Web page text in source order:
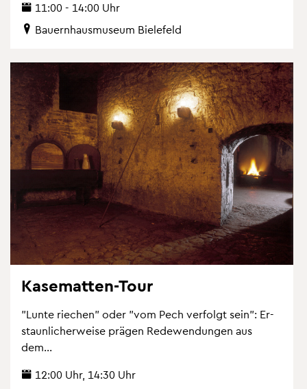
11:00 - 14:00 Uhr
Bau­ern­haus­mu­se­um Bie­le­feld
Ka­se­mat­ten-Tour
"Lunte rie­chen" oder "vom Pech ver­folgt sein": Er­
staun­li­cher­wei­se prä­gen Re­de­wen­dun­gen aus
dem...
12:00 Uhr, 14:30 Uhr